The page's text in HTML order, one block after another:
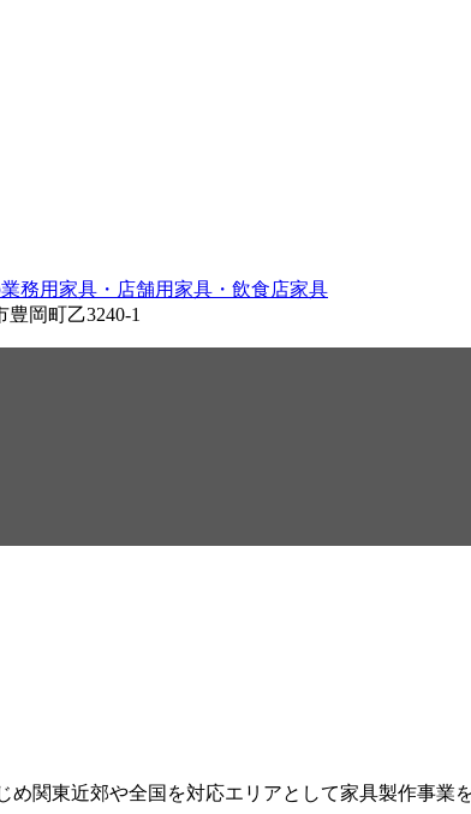
関東近郊や全国を対応エリアとして家具製作事業